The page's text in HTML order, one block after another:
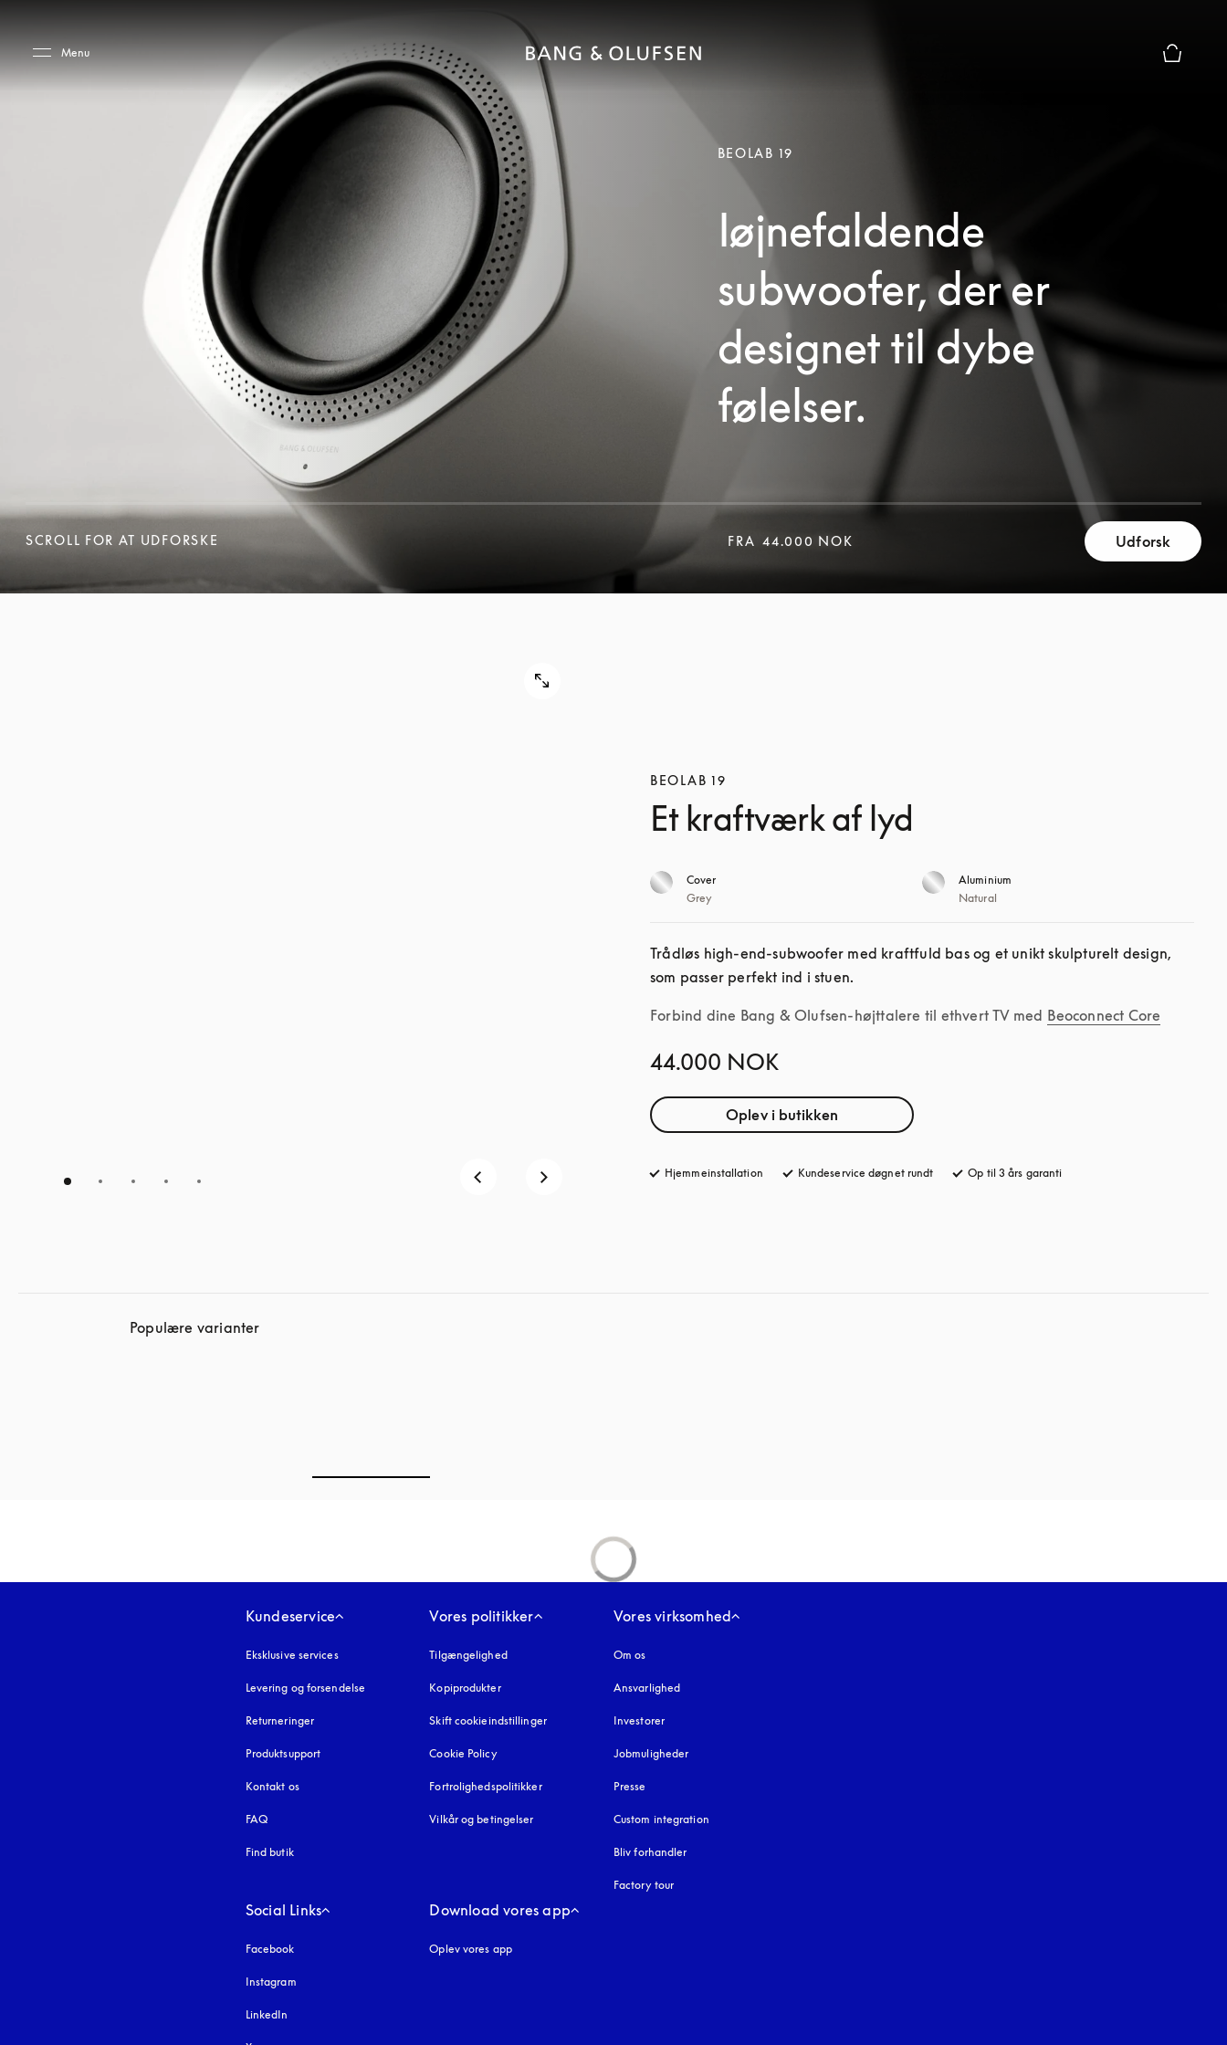
Menu
BEOLAB 19
Iøjnefaldende
subwoofer, der er
designet til dybe
følelser.
SCROLL FOR AT UDFORSKE
SCROLL FOR AT UDFORSKE
FRA 44.000 NOK Udforsk
BEOLAB 19
Et kraftværk af lyd
Cover
Grey
Aluminium
Natural
44.000 NOK
Oplev i butikken
Trådløs high-end-subwoofer med kraftfuld bas og et unikt skulpturelt design,
som passer perfekt ind i stuen.
Forbind dine Bang & Olufsen-højttalere til ethvert TV med Beoconnect Core
Hjemmeinstallation Kundeservice døgnet rundt åbnes under en ny fane
Op til 3 års garanti
Populære varianter
Kundeservice
Eksklusive services
Levering og forsendelse
Returneringer
Produktsupport
Kontakt os
FAQ
Find butik
Vores politikker
Tilgængelighedåbnes under en ny fane
Kopiprodukteråbnes under en ny fane
Skift cookieindstillinger
Cookie Policyåbnes under en ny fane
Fortrolighedspolitikkeråbnes under en ny fane
Vilkår og betingelser
Vores virksomhed
Om os
Ansvarlighed
Investorer
Jobmuligheder
Presse
Custom integration
Bliv forhandler
Factory tour
Social Links
Facebook
Instagram
LinkedIn
Download vores app
Oplev vores app